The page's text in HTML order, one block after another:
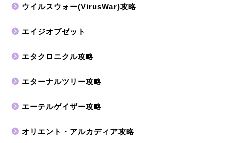
ウイルスウォー(VirusWar)攻略
エイジオブゼット
エタクロニクル攻略
エターナルツリー攻略
エーテルゲイザー攻略
オリエント・アルカディア攻略